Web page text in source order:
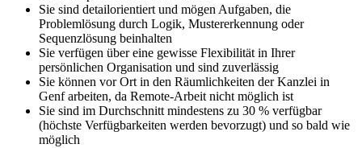
Sie sind detailorientiert und mögen Aufgaben, die
Problemlösung durch Logik, Mustererkennung oder
Sequenzlösung beinhalten
Sie verfügen über eine gewisse Flexibilität in Ihrer
persönlichen Organisation und sind zuverlässig
Sie können vor Ort in den Räumlichkeiten der Kanzlei in
Genf arbeiten, da Remote-Arbeit nicht möglich ist
Sie sind im Durchschnitt mindestens zu 30 % verfügbar
(höchste Verfügbarkeiten werden bevorzugt) und so bald wie
möglich